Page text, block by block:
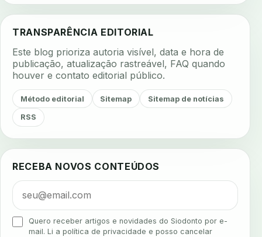
acustica clinica adesao adesao ao tratamento
aerossois agenda agenda clinica
agenda inteligente agenda odontologica
agendamento agendamento digital
agendamento inteligente
algometria alinhadores alta digital
alta rotacao
analgesia analgesia digital analise 3d
analise elementos finitos analise facial
TRANSPARÊNCIA EDITORIAL
Este blog prioriza autoria visível, data e hora de
publicação, atualização rastreável, FAQ quando
houver e contato editorial público.
Método editorial Sitemap Sitemap de notícias
RSS
RECEBA NOVOS CONTEÚDOS
Quero receber artigos e novidades do Siodonto por e-
mail. Li a política de privacidade e posso cancelar